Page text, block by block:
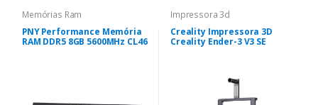
Memórias Ram
PNY Performance Memória
RAM DDR5 8GB 5600MHz CL46
Impressora 3d
Creality Impressora 3D
Creality Ender-3 V3 SE